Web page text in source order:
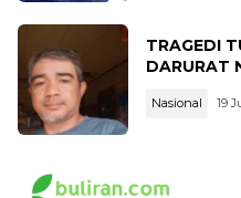
TRAGEDI
DARURAT
Nasional 19